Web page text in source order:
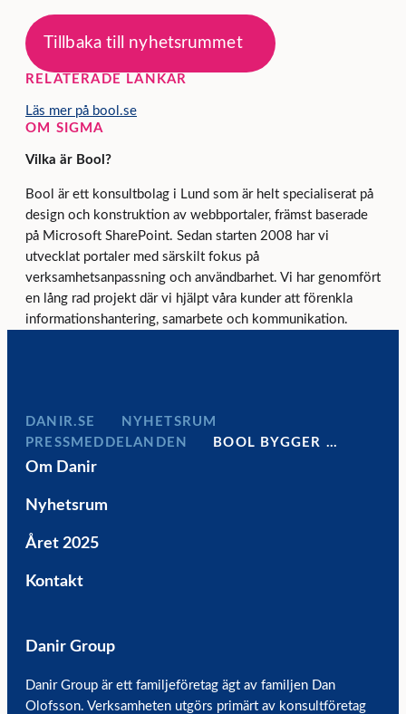
Tillbaka till nyhetsrummet
RELATERADE LÄNKAR
Läs mer på bool.se
OM SIGMA
Vilka är Bool?
Bool är ett konsultbolag i Lund som är helt specialiserat på
design och konstruktion av webbportaler, främst baserade
på Microsoft SharePoint. Sedan starten 2008 har vi
utvecklat portaler med särskilt fokus på
verksamhetsanpassning och användbarhet. Vi har genomfört
en lång rad projekt där vi hjälpt våra kunder att förenkla
informationshantering, samarbete och kommunikation.
DANIR
NYHETSRUM
PRESSMEDDELANDEN
BOOL BYGGER …
Om Danir
Nyhetsrum
Året 2025
Kontakt
Danir Group
Danir Group är ett familjeföretag ägt av familjen Dan
Olofsson. Verksamheten utgörs primärt av konsultföretag